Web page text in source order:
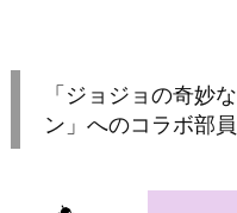
「ジョジョの奇妙
ン」へのコラボ部